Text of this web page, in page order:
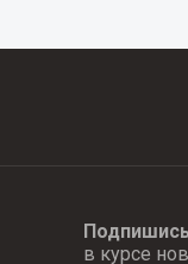
Подпишись
в курсе